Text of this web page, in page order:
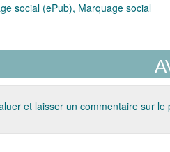
social (ePub), Marquage social
et laisser un commentaire sur